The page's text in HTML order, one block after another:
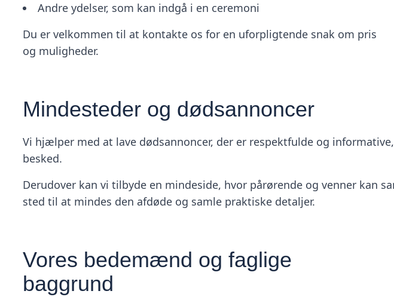
Andre ydelser, som kan indgå i en ceremoni
Du er velkommen til at kontakte os for en uforpligtende snak om pris
og muligheder.
Mindesteder og dødsannoncer
Vi hjælper med at lave dødsannoncer, der er respektfulde og
besked.
Derudover kan vi tilbyde en mindeside, hvor pårørende og venner
sted til at mindes den afdøde og samle praktiske detaljer.
Vores bedemænd og faglige
baggrund